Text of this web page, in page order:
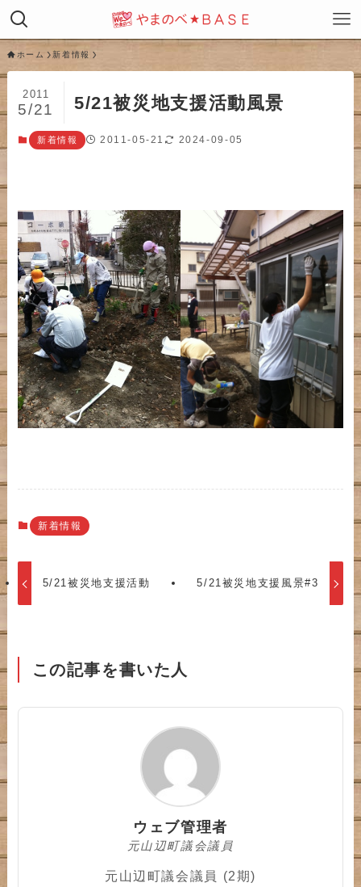
ホーム 新着情報
5/21被災地支援活動風景
2011
5/21
新着情報 2011-05-21 2024-09-05
新着情報
5/21被災地支援活動 5/21被災地支援風景#3
この記事を書いた人
ウェブ管理者
元山辺町議会議員
元山辺町議会議員 (2期)